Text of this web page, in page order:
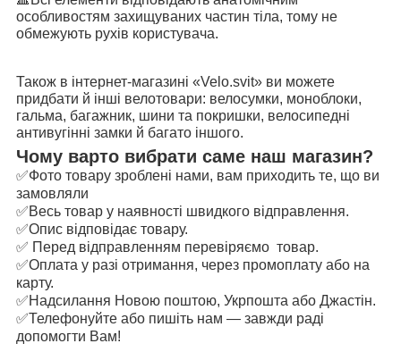
особливостям захищуваних частин тіла, тому не
обмежують рухів користувача.
Також в інтернет-магазині «Velo.svit» ви можете
придбати й інші велотовари: велосумки, моноблоки,
гальма, багажник, шини та покришки, велосипедні
антивугінні замки й багато іншого.
Чому варто вибрати саме наш магазин?
✅Фото товару зроблені нами, вам приходить те, що ви
замовляли
✅Весь товар у наявності швидкого відправлення.
✅Опис відповідає товару.
✅ Перед відправленням перевіряємо товар.
✅Оплата у разі отримання, через промоплату або на
карту.
✅Надсилання Новою поштою, Укрпошта або Джастін.
✅Телефонуйте або пишіть нам — завжди раді
допомогти Вам!